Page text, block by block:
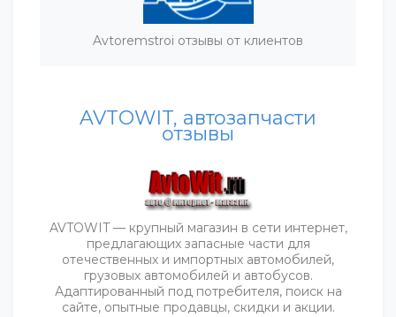
Avtoremstroi отзывы от клиентов
AVTOWIT, автозапчасти
отзывы
AVTOWIT — крупный магазин в сети интернет,
предлагающих запасные части для
отечественных и импортных автомобилей,
грузовых автомобилей и автобусов.
Адаптированный под потребителя, поиск на
сайте, опытные продавцы, скидки и акции.